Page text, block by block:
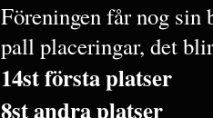
Föreningen får nog sin
pall placeringar, det
14st första platser
8st andra platser